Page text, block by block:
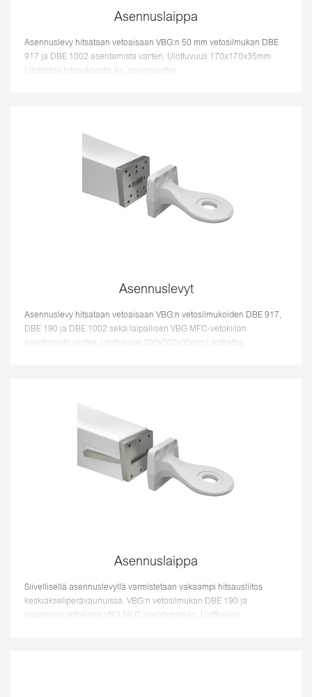
Asennuslaippa
Asennuslevy hitsataan vetoaisaan VBG:n 50 mm vetosilmukan DBE
917 ja DBE 1002 asentamista varten. Ulottuvuus 170x170x35mm
Lisätietoa hitsauksesta, ks. asennusohje.
Asennuslevyt
Asennuslevy hitsataan vetoaisaan VBG:n vetosilmukoiden DBE 917,
DBE 190 ja DBE 1002 sekä laipallisen VBG MFC-vetokiilan
asentamista varten. Ulottuvuus 200x200x35mm Lisätietoa
Asennuslaippa
Siivellisellä asennuslevyllä varmistetaan vakaampi hitsausliitos
keskiakseliperävaunuissa. VBG:n vetosilmukan DBE 190 ja
laipallisen vetokiilan VBG MFC asentamiseen. Ulottuvuus